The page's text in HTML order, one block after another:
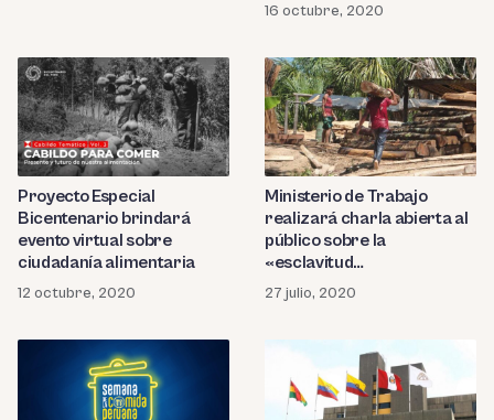
16 octubre, 2020
Proyecto Especial
Bicentenario brindará
evento virtual sobre
ciudadanía alimentaria
12 octubre, 2020
Ministerio de Trabajo
realizará charla abierta al
público sobre la
«esclavitud
contemporánea»
27 julio, 2020